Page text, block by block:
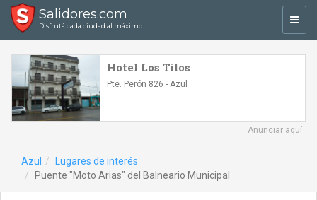
Salidores.com
Disfrutá cada ciudad al máximo
Hotel Los Tilos
Pte. Perón 826 - Azul
Anunciar aquí
Azul
Lugares de interés
Puente "Moto Arias" del Balneario Municipal